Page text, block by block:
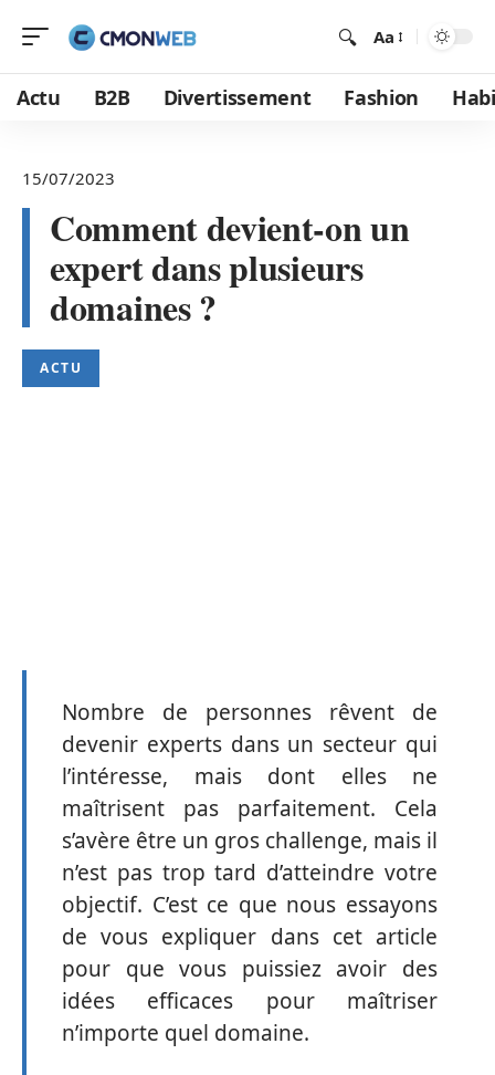
Aa
Actu B2B Divertissement Fashion
15/07/2023
Comment devient-on un
expert dans plusieurs
domaines ?
ACTU
Nombre de personnes rêvent de
devenir experts dans un secteur qui
l’intéresse, mais dont elles ne
maîtrisent pas parfaitement. Cela
s’avère être un gros challenge, mais il
n’est pas trop tard d’atteindre votre
objectif. C’est ce que nous essayons
de vous expliquer dans cet article
pour que vous puissiez avoir des
idées efficaces pour maîtriser
n’importe quel domaine.